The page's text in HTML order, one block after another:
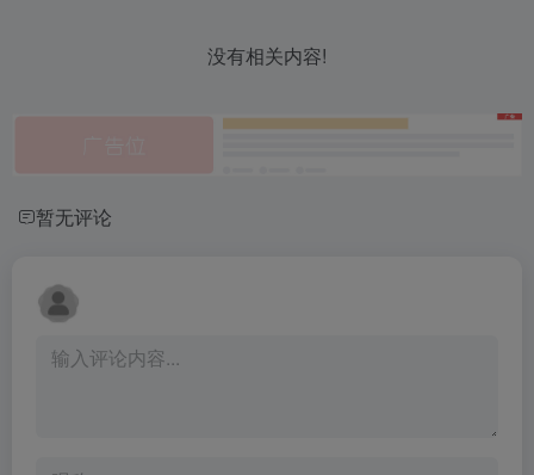
没有相关内容!
暂无评论